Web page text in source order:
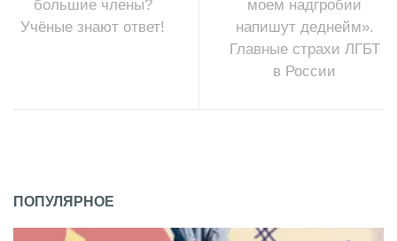
большие члены?
Учёные знают ответ!
моем надгробии
напишут деднейм».
Главные страхи ЛГБТ
в России
ПОПУЛЯРНОЕ